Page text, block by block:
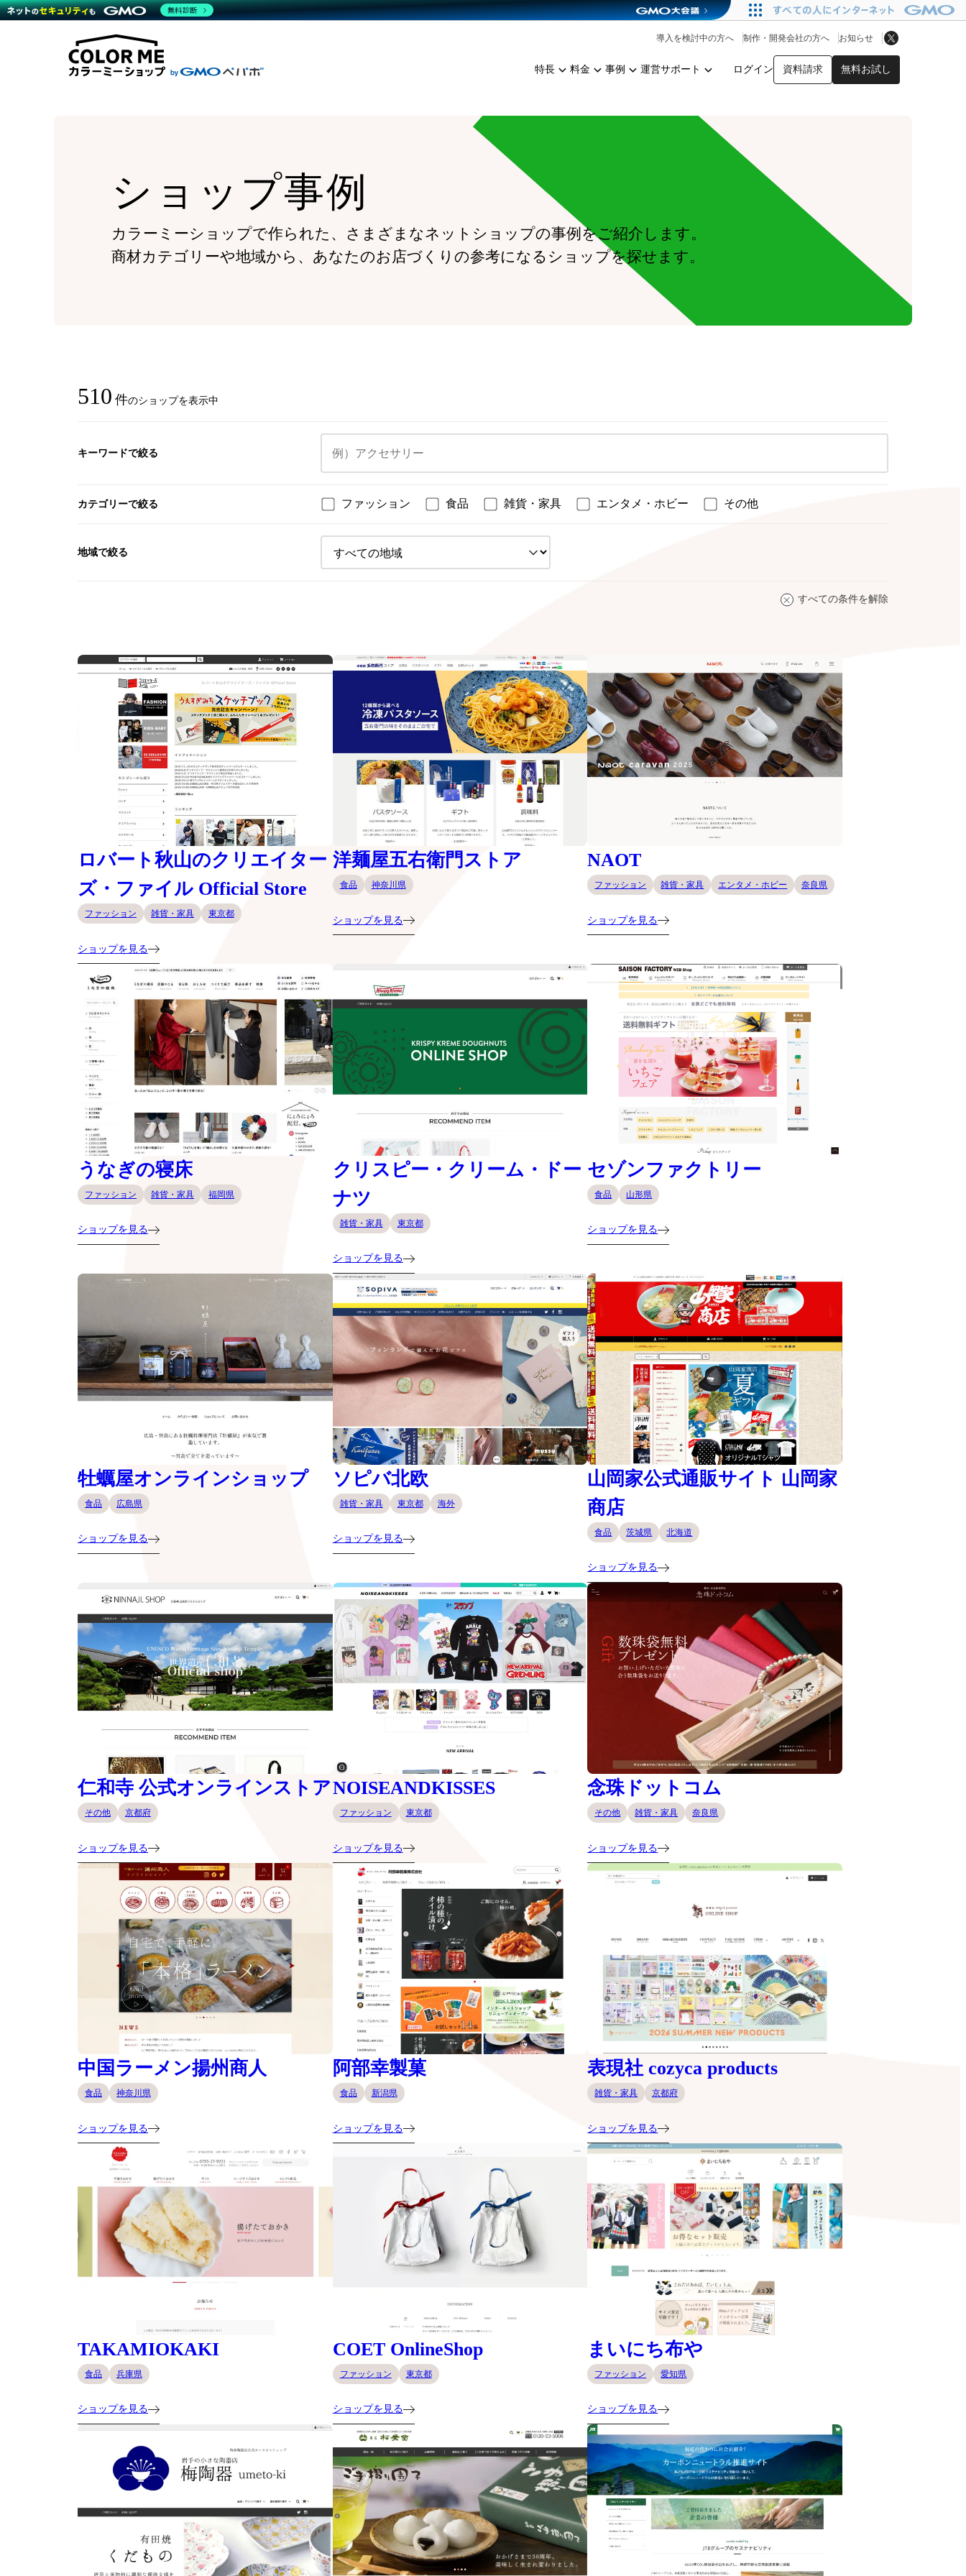
特長 料金 事例 運営サポート ログイン 資料請求 無料お試し
導入を検討中の方へ 制作・開発会社の方へ お知らせ
商材一覧を見る
機能一覧を見る
WordPress導入
顧客ロイヤリティを向上
モバイルアプリ
複数店舗との連携
雑貨販売 アプリストア
料金
プラン・料金一覧を見る
料金シミュレーション
事例
運営サポート
サポート一覧を見る
コミュニティイベントCarty
ショップ事例
カラーミーショップで作られた、さまざまなネットショップの事例をご紹介します。
商材カテゴリーや地域から、あなたのお店づくりの参考になるショップを探せます。
510 件のショップを表示中
キーワードで絞る
カテゴリーで絞る ファッション 食品 雑貨・家具 エンタメ・ホビー その他
地域で絞る
すべての条件を解除
ロバート秋山のクリエイター
ズ・ファイル Official Store
ファッション 雑貨・家具 東京都
ショップを見る
洋麺屋五右衛門ストア
食品 神奈川県
ショップを見る
NAOT
ファッション 雑貨・家具 エンタメ・ホビー 奈良県
ショップを見る
うなぎの寝床
ファッション 雑貨・家具 福岡県
ショップを見る
クリスピー・クリーム・ドー
ナツ
雑貨・家具 東京都
ショップを見る
セゾンファクトリー
食品 山形県
ショップを見る
牡蠣屋オンラインショップ
食品 広島県
ショップを見る
ソピバ北欧
雑貨・家具 東京都 海外
ショップを見る
山岡家公式通販サイト 山岡家
商店
食品 茨城県 北海道
ショップを見る
仁和寺 公式オンラインストア
その他 京都府
ショップを見る
NOISEANDKISSES
ファッション 東京都
ショップを見る
念珠ドットコム
その他 雑貨・家具 奈良県
ショップを見る
中国ラーメン揚州商人
食品 神奈川県
ショップを見る
阿部幸製菓
食品 新潟県
ショップを見る
表現社 cozyca products
雑貨・家具 京都府
ショップを見る
TAKAMIOKAKI
食品 兵庫県
ショップを見る
COET OnlineShop
ファッション 東京都
ショップを見る
まいにち布や
ファッション 愛知県
ショップを見る
無料診断